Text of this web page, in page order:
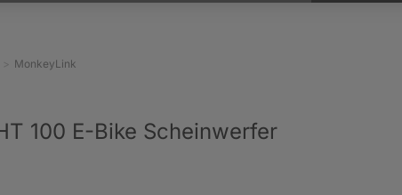
MonkeyLink
100 E-Bike Scheinwerfer